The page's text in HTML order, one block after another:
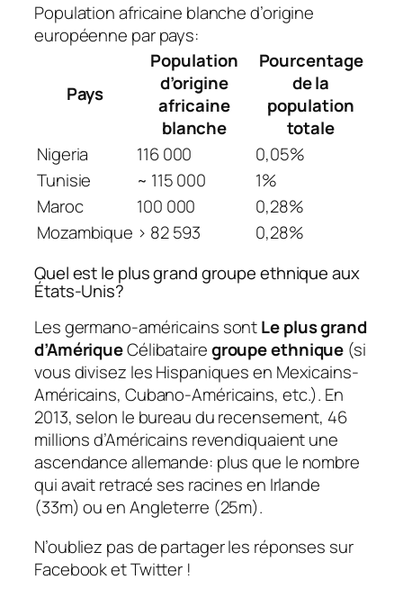
Population africaine blanche d’origine
européenne par pays:
Pays
Population
d’origine
africaine
blanche
Pourcentage
de la
population
totale
Nigeria
116 000
0,05%
Tunisie
~ 115 000
1%
Maroc
100 000
0,28%
Mozambique > 82 593
0,28%
Quel est le plus grand groupe ethnique aux
États-Unis?
Les germano-américains sontLe plus grand
d’AmériqueCélibatairegroupe ethnique (si
vous divisez les Hispaniques en Mexicains-
Américains, Cubano-Américains, etc.). En
2013, selon le bureau du recensement, 46
millions d’Américains revendiquaient une
ascendance allemande: plus que le nombre
qui avait retracé ses racines en Irlande
(33m) ou en Angleterre (25m).
N’oubliez pas de partager les réponses sur
Facebook et Twitter !